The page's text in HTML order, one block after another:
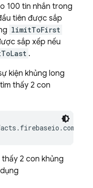
100 tin nhắn trong
tiên được sắp
limitToFirst
sắp xếp nếu
.
kiện khủng long
thấy 2 con
2 con khủng